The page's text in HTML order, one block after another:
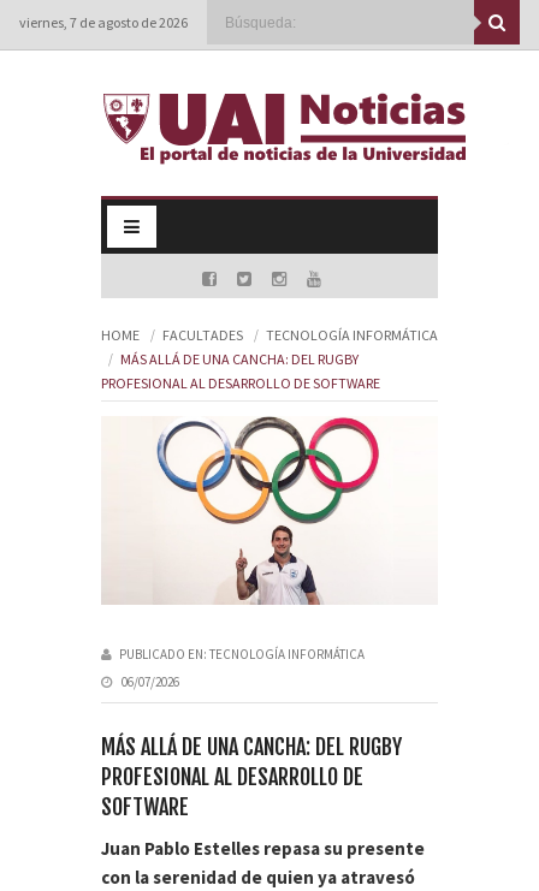
viernes, 7 de agosto de 2026
HOME FACULTADES
TECNOLOGÍA INFORMÁTICA
MÁS ALLÁ DE UNA CANCHA: DEL RUGBY
PROFESIONAL AL DESARROLLO DE SOFTWARE
PUBLICADO EN: TECNOLOGÍA INFORMÁTICA
06/07/2026
MÁS ALLÁ DE UNA CANCHA: DEL RUGBY
PROFESIONAL AL DESARROLLO DE
SOFTWARE
Juan Pablo Estelles repasa su presente
con la serenidad de quien ya atravesó